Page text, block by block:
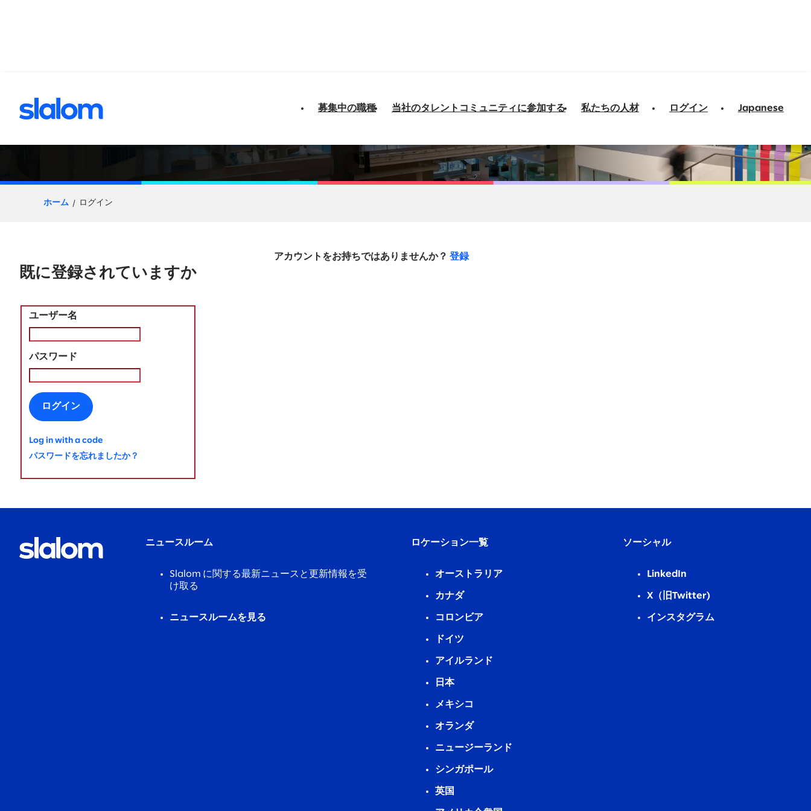
募集中の職種 当社のタレントコミュニティに参加する 私たちの人材 ログイン Japanese
応募プロセス
ホーム ログイン
既に登録されていますか
ユーザー名
パスワード
ログイン
Log in with a code
パスワードを忘れましたか？
アカウントをお持ちではありませんか？ 登録
ニュースルーム
Slalom に関する最新ニュースと更新情報を受
け取る
ニュースルームを見る
ロケーション一覧
オーストラリア
カナダ
コロンビア
ドイツ
アイルランド
日本
メキシコ
オランダ
ニュージーランド
シンガポール
英国
ソーシャル
LinkedIn
X（旧Twitter)
インスタグラム